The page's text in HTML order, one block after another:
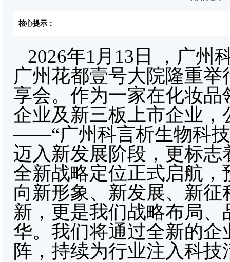
核心提示：
2026年1月13日 ，广州
广州花都壹号大院隆重
享会。作为一家在化妆
企业及新三板上市企业
——“广州科言析生物科
迈入新发展阶段，更标志
全新战略定位正式启航
向新形象、新发展、新
新，更是我们战略布局
华。我们将通过全新的企
阵，持续为行业注入科